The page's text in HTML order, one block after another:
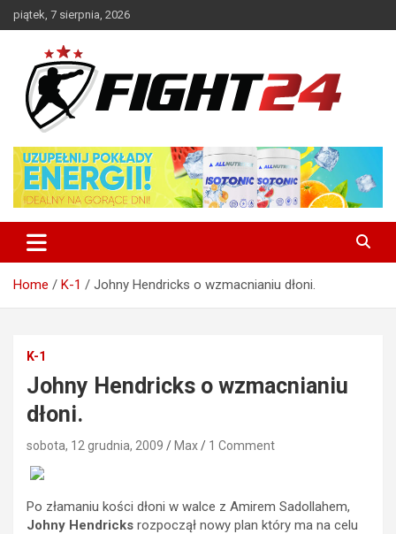
Skip
to
piątek, 7 sierpnia, 2026
FIGHT24.PL – MMA i K-1, UFC
Home K-1 Johny Hendricks o wzmacnianiu dłoni.
K-1
Johny Hendricks o wzmacnianiu
dłoni.
sobota, 12 grudnia, 2009 Max 1 Comment
Po złamaniu kości dłoni w walce z Amirem Sadollahem,
Johny Hendricks rozpoczął nowy plan który ma na celu